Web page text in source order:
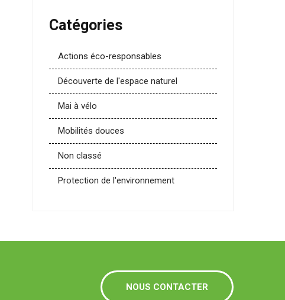
Catégories
Actions éco-responsables
Découverte de l'espace naturel
Mai à vélo
Mobilités douces
Non classé
Protection de l'environnement
NOUS CONTACTER